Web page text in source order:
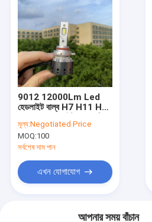
9012 12000Lm Led
হেডলাইট বাল্ব H7 H11 H4
ক্যানবাস অটো ল্যাম্প সহ
মূল্য:Negotiated Price
MOQ:100
সর্বশেষ দাম পান
এখন যোগাযোগ
আপনার সময় বাঁচান